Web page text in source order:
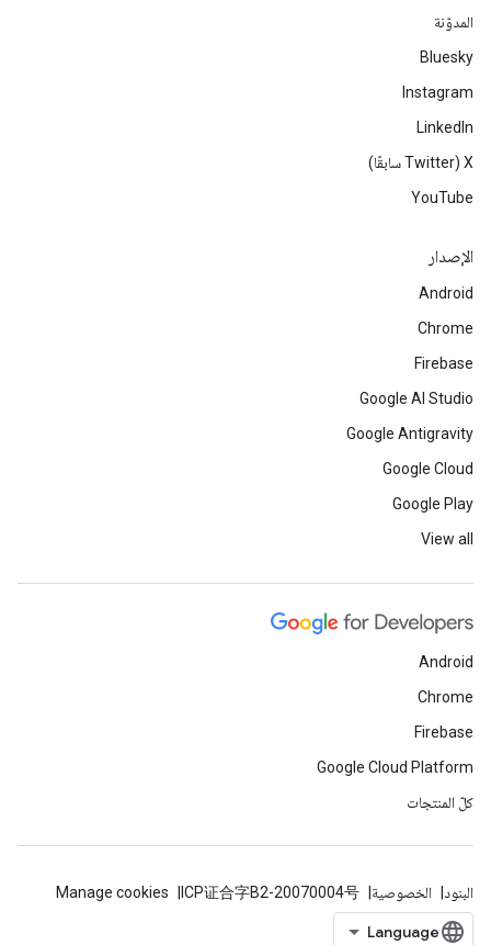
المدوّنة
Bluesky
Instagram
LinkedIn
‫X ‏(Twitter سابقًا)
YouTube
الإصدار
Android
Chrome
Firebase
Google AI Studio
Google Antigravity
Google Cloud
Google Play
View all
Android
Chrome
Firebase
Google Cloud Platform
كلّ المنتجات
البنود الخصوصية ICP证合字B2-20070004号
Manage cookies